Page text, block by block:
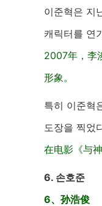
이준혁은 지
캐릭터를 연
2007年，李
形象。
특히 이준혁
도장을 찍었
在电影《与
6. 손호준
6、孙浩俊